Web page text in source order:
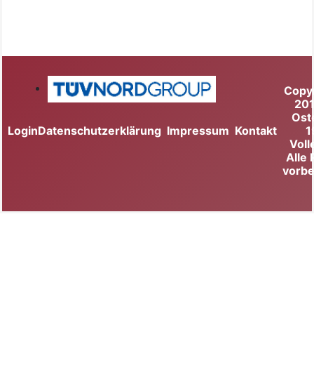
LoginDatenschutzerklärung Impressum Kontakt
Alle